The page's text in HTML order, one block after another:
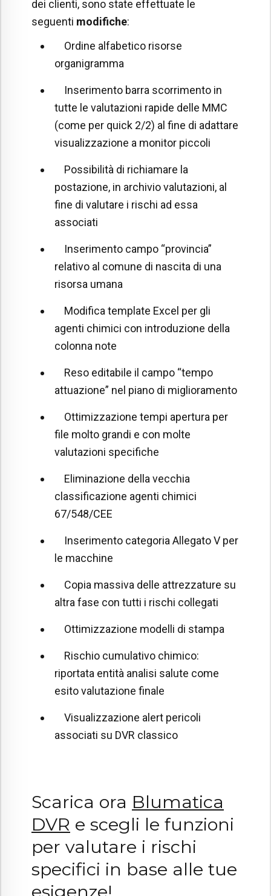
dei clienti, sono state effettuate le
seguenti modifiche:
Ordine alfabetico risorse
organigramma
Inserimento barra scorrimento in
tutte le valutazioni rapide delle MMC
(come per quick 2/2) al fine di adattare
visualizzazione a monitor piccoli
Possibilità di richiamare la
postazione, in archivio valutazioni, al
fine di valutare i rischi ad essa
associati
Inserimento campo “provincia”
relativo al comune di nascita di una
risorsa umana
Modifica template Excel per gli
agenti chimici con introduzione della
colonna note
Reso editabile il campo “tempo
attuazione” nel piano di miglioramento
Ottimizzazione tempi apertura per
file molto grandi e con molte
valutazioni specifiche
Eliminazione della vecchia
classificazione agenti chimici
67/548/CEE
Inserimento categoria Allegato V per
le macchine
Copia massiva delle attrezzature su
altra fase con tutti i rischi collegati
Ottimizzazione modelli di stampa
Rischio cumulativo chimico:
riportata entità analisi salute come
esito valutazione finale
Visualizzazione alert pericoli
associati su DVR classico
Scarica ora Blumatica
DVR e scegli le funzioni
per valutare i rischi
specifici in base alle tue
esigenze!